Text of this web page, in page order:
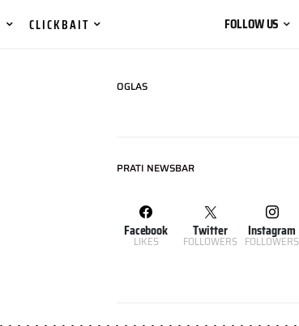
CLICKBAIT FOLLOW US
OGLAS
PRATI NEWSBAR
Facebook
LIKES
Twitter
FOLLOWERS
Instagram
FOLLOWERS